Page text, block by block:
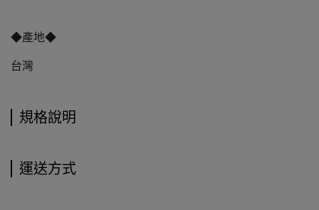
◆產地◆
台灣
規格說明
運送方式